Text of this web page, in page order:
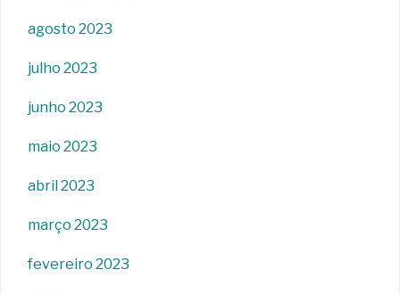
agosto 2023
julho 2023
junho 2023
maio 2023
abril 2023
março 2023
fevereiro 2023